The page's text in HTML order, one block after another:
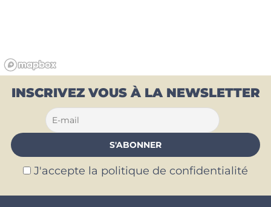
INSCRIVEZ VOUS À LA NEWSLETTER
J'accepte la politique de confidentialité